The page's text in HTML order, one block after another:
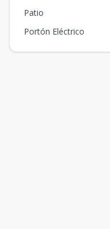
Patio
Portón Eléctrico